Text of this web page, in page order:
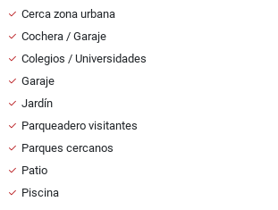
Cerca zona urbana
Cochera / Garaje
Colegios / Universidades
Garaje
Jardín
Parqueadero visitantes
Parques cercanos
Patio
Piscina